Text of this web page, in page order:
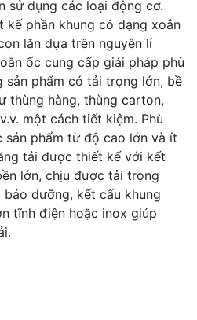
sử dụng các loại động cơ.
kế phần khung có dạng xoắn
lăn dựa trên nguyên lí
ốc cung cấp giải pháp phù
sản phẩm có tải trọng lớn, bề
thùng hàng, thùng carton,
một cách tiết kiệm. Phù
sản phẩm từ độ cao lớn và ít
tải được thiết kế với kết
lớn, chịu được tải trọng
dưỡng, kết cấu khung
tĩnh điện hoặc inox giúp